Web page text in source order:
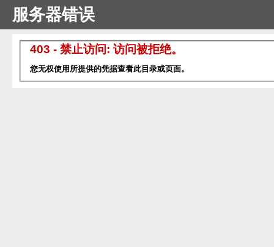
服务器错误
403 - 禁止访问: 访问被拒绝。
您无权使用所提供的凭据查看此目录或页面。